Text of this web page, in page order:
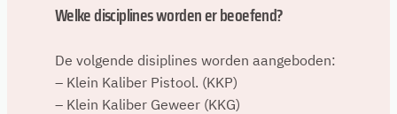
Welke disciplines worden er beoefend?
De volgende disiplines worden aangeboden:
– Klein Kaliber Pistool. (KKP)
– Klein Kaliber Geweer (KKG)